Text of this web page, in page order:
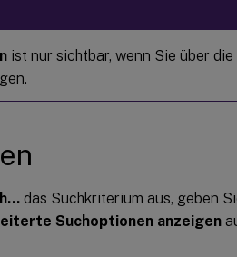
ist nur sichtbar, wenn Sie über
das Suchkriterium aus, geben
Suchoptionen anzeigen